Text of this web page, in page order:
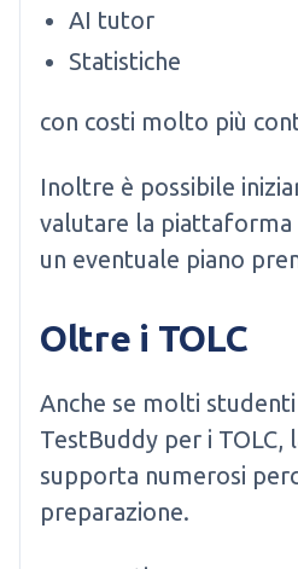
AI tutor
Statistiche
con costi molto più
Inoltre è possibile
valutare la piattaforma
un eventuale piano
Oltre i TOLC
Anche se molti
TestBuddy per i
supporta numerosi
preparazione.